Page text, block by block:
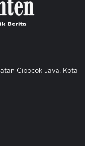
Cipocok Jaya, Kota